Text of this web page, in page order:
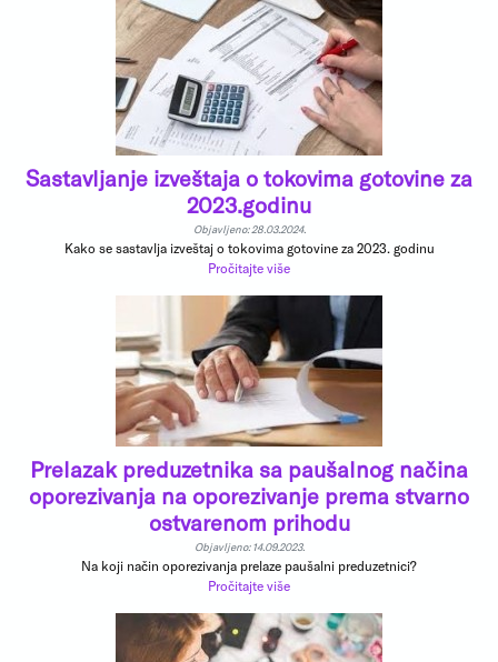
Sastavljanje izveštaja o tokovima gotovine za
2023.godinu
Objavljeno: 28.03.2024.
Kako se sastavlja izveštaj o tokovima gotovine za 2023. godinu
Pročitajte više
Prelazak preduzetnika sa paušalnog načina
oporezivanja na oporezivanje prema stvarno
ostvarenom prihodu
Objavljeno: 14.09.2023.
Na koji način oporezivanja prelaze paušalni preduzetnici?
Pročitajte više